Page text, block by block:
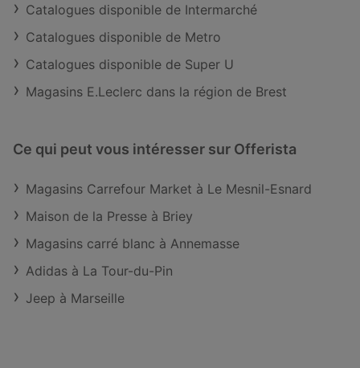
Catalogues disponible de Intermarché
Catalogues disponible de Metro
Catalogues disponible de Super U
Magasins E.Leclerc dans la région de Brest
Ce qui peut vous intéresser sur Offerista
Magasins Carrefour Market à Le Mesnil-Esnard
Maison de la Presse à Briey
Magasins carré blanc à Annemasse
Adidas à La Tour-du-Pin
Jeep à Marseille